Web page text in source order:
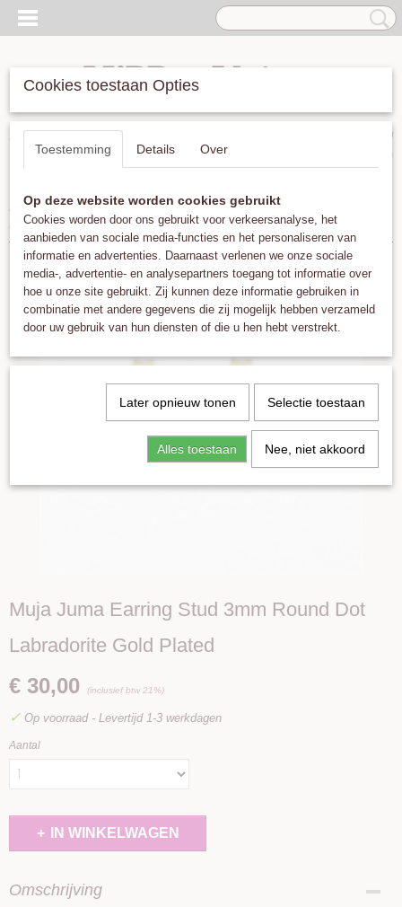
Inloggen Registreren
UW WINKELWAGEN
(0)
Home >Oorbellen> Muja Juma Earring Stud 3mm Round Dot
Labradorite Gold Plated
Muja Juma Earring Stud 3mm Round Dot
Labradorite Gold Plated
€ 30,00 (inclusief btw 21%)
✓ Op voorraad - Levertijd 1-3 werkdagen
Aantal
IN WINKELWAGEN
Omschrijving
Cookies toestaan Opties
Toestemming Details Over
Op deze website worden cookies gebruikt
Cookies worden door ons gebruikt voor verkeersanalyse, het
aanbieden van sociale media-functies en het personaliseren van
informatie en advertenties. Daarnaast verlenen we onze sociale
media-, advertentie- en analysepartners toegang tot informatie over
hoe u onze site gebruikt. Zij kunnen deze informatie gebruiken in
combinatie met andere gegevens die zij mogelijk hebben verzameld
door uw gebruik van hun diensten of die u hen hebt verstrekt.
Later opnieuw tonen Selectie toestaan
Alles toestaan Nee, niet akkoord